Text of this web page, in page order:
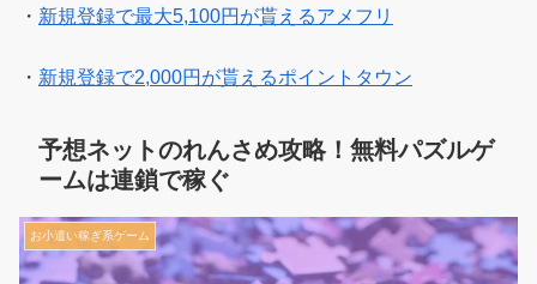
・ 新規登録で最大5,100円が貰えるアメフリ
・ 新規登録で2,000円が貰えるポイントタウン
予想ネットのれんさめ攻略！無料パズルゲ
ームは連鎖で稼ぐ
お小遣い稼ぎ系ゲーム